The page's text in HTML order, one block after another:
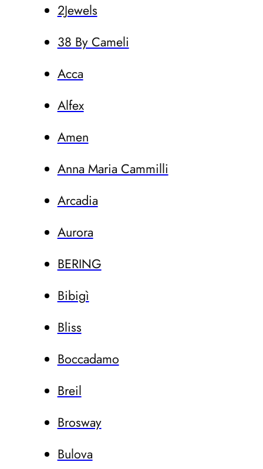
2Jewels
38 By Cameli
Acca
Alfex
Amen
Anna Maria Cammilli
Arcadia
Aurora
BERING
Bibigì
Bliss
Boccadamo
Breil
Brosway
Bulova